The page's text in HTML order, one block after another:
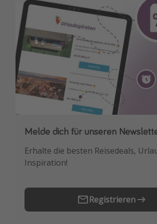
Melde dich für unseren
Erhalte die besten Reisedeals,
Inspiration!
Registrieren
Downloade unsere App
Buche die besten
Erstes.